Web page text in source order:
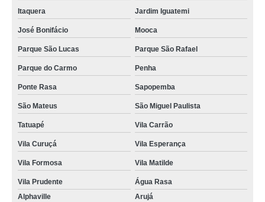
Itaquera Jardim Iguatemi
José Bonifácio Mooca
Parque São Lucas Parque São Rafael
Parque do Carmo Penha
Ponte Rasa Sapopemba
São Mateus São Miguel Paulista
Tatuapé Vila Carrão
Vila Curuçá Vila Esperança
Vila Formosa Vila Matilde
Vila Prudente
Água Rasa
Alphaville
Arujá